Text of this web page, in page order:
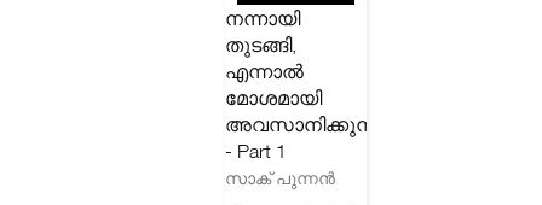
നന്നായി
തുടങ്ങി,
എന്നാൽ
മോശമായി
അവസാനിക്കുന്നു
- Part 1
സാക് പുന്നൻ